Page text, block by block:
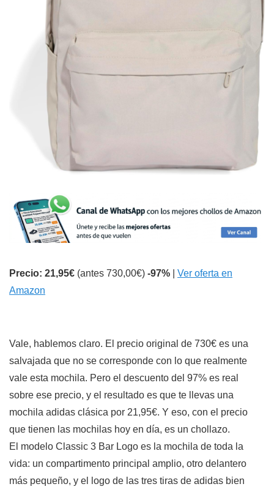
Precio: 21,95€ (antes 730,00€) -97%
Ver oferta en
Amazon
Vale, hablemos claro. El precio original de 730€ es una
salvajada que no se corresponde con lo que realmente
vale esta mochila. Pero el descuento del 97% es real
sobre ese precio, y el resultado es que te llevas una
mochila adidas clásica por 21,95€. Y eso, con el precio
que tienen las mochilas hoy en día, es un chollazo.
El modelo Classic 3 Bar Logo es la mochila de toda la
vida: un compartimento principal amplio, otro delantero
más pequeño, y el logo de las tres tiras de adidas bien